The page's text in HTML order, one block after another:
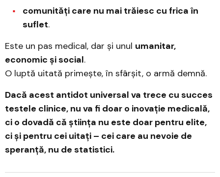
comunități care nu mai trăiesc cu frica în
suflet.
Este un pas medical, dar și unul umanitar,
economic și social.
O luptă uitată primește, în sfârșit, o armă demnă.
Dacă acest antidot universal va trece cu succes
testele clinice, nu va fi doar o inovație medicală,
ci o dovadă că știința nu este doar pentru elite,
ci și pentru cei uitați – cei care au nevoie de
speranță, nu de statistici.